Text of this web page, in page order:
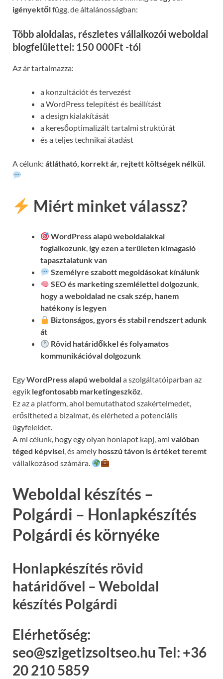
igényektőlfügg, de általánosságban:
Több aloldalas, részletes vállalkozói weboldal
blogfelülettel: 150 000Ft -tól
Az ár tartalmazza:
a konzultációt és tervezést
a WordPress telepítést és beállítást
a design kialakítását
a keresőoptimalizált tartalmi struktúrát
és a teljes technikai átadást
A célunk: átlátható, korrekt ár, rejtett költségek nélkül
Miért minket válassz?
WordPress alapú weboldalakkal
foglalkozunk, így ezen a területen kimagasló
tapasztalatunk van
Személyre szabott megoldásokat kínálunk
SEO és marketing szemlélettel dolgozunk,
hogy a weboldalad ne csak szép, hanem
hatékony is legyen
Biztonságos, gyors és stabil rendszert adunk
át
Rövid határidőkkel és folyamatos
kommunikációvaldolgozunk
EgyWordPress alapú weboldala szolgáltatóiparban az
egyik legfontosabb marketingeszköz.
Ez az a platform, ahol bemutathatod szakértelmedet,
erősítheted a bizalmat, és elérheted a potenciális
ügyfeleidet.
A mi célunk, hogy egy olyan honlapot kapj, ami valóban
téged képvisel, és amely hosszú távon is értéket teremt
vállalkozásod számára.
Weboldal készítés –
Polgárdi – Honlapkészítés
Polgárdi és környéke
Honlapkészítés rövid
határidővel – Weboldal
készítés Polgárdi
Elérhetőség:
seo@szigetizsoltseo.hu Tel: +36
20 210 5859